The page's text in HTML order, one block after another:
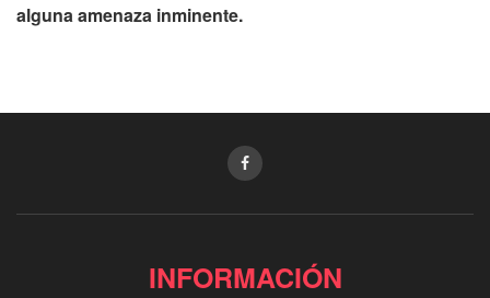
alguna amenaza inminente.
INFORMACIÓN